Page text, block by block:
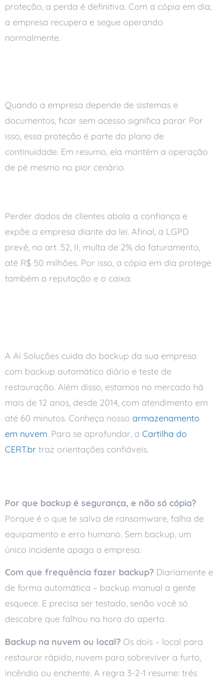
proteção, a perda é definitiva. Com a cópia em dia,
a empresa recupera e segue operando
normalmente.
Quando a empresa depende de sistemas e
documentos, ficar sem acesso significa parar. Por
isso, essa proteção é parte do plano de
continuidade. Em resumo, ela mantém a operação
de pé mesmo no pior cenário.
Perder dados de clientes abala a confiança e
expõe a empresa diante da lei. Afinal, a LGPD
prevê, no art. 52, II, multa de 2% do faturamento,
até R$ 50 milhões. Por isso, a cópia em dia protege
também a reputação e o caixa.
A Ai Soluções cuida do backup da sua empresa
com backup automático diário e teste de
restauração. Além disso, estamos no mercado há
mais de 12 anos, desde 2014, com atendimento em
até 60 minutos. Conheça nosso armazenamento
em nuvem. Para se aprofundar, a Cartilha do
CERT.br traz orientações confiáveis.
Por que backup é segurança, e não só cópia?
Porque é o que te salva de ransomware, falha de
equipamento e erro humano. Sem backup, um
único incidente apaga a empresa.
Com que frequência fazer backup? Diariamente e
de forma automática – backup manual a gente
esquece. E precisa ser testado, senão você só
descobre que falhou na hora do aperto.
Backup na nuvem ou local? Os dois – local para
restaurar rápido, nuvem para sobreviver a furto,
incêndio ou enchente. A regra 3-2-1 resume: três